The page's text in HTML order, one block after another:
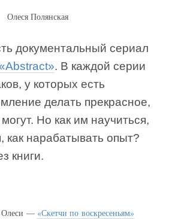
Олеся Полянская
документальный сериал
«Abstract». В каждой серии
у которых есть
делать прекрасное,
Но как им научиться,
как нарабатывать опыт?
книги.
Олеси — «Скетчи по воскресеньям»